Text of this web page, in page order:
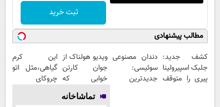
ثبت خرید
مطالب پیشنهادی
کشف جدید:
جلبک اسپیرولینا
پیری را متوقف
دندان مصنوعی
سوئیسی:
جدیدترین
ویدیو هولناک از
جوان کارتن
خوابی که
میلیاردر شد.
آموزش رایگان
این کرم
گیاهی،مثل اتو
چروکای
تماشاخانه